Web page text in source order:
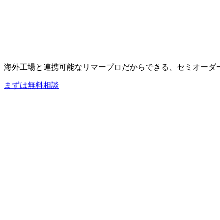
海外工場と連携可能なリマープロだからできる、セミオーダ
まずは無料相談